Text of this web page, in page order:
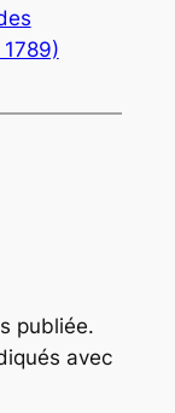
publiée.
avec